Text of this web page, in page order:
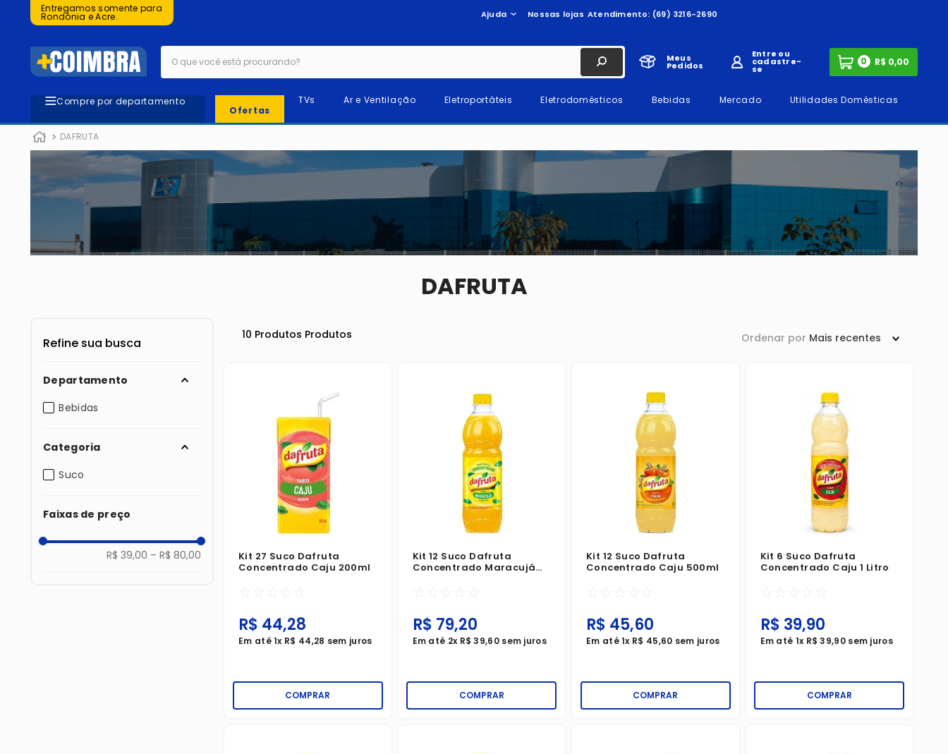
Entregamos somente para
Rondônia e Acre. Ajuda Nossas lojas Atendimento: (69) 3216-2690
O que você está procurando?
Meus
Pedidos
Entre ou
cadastre-
se
0
Compre por departamento
Ofertas
TVs Ar e Ventilação Eletroportáteis Eletrodomésticos Bebidas Mercado Utilidades Domésticas
DAFRUTA
DAFRUTA
Departamento
Bebidas
Categoria
Suco
Faixas de preço
R$ 39,00 – R$ 80,00
10 Produtos Ordenar por Mais recentes
Kit 27 Suco Dafruta
Concentrado Caju 200ml
☆ ☆ ☆ ☆ ☆
R$ 44,28
Em até1x R$ 44,28 sem juros
COMPRAR
Kit 12 Suco Dafruta
Concentrado Maracujá
☆ ☆ ☆ ☆ ☆
R$ 79,20
Em até 2x R$ 39,60sem juros
COMPRAR
Kit 12 Suco Dafruta
Concentrado Caju 500ml
☆ ☆ ☆ ☆ ☆
R$ 45,60
Em até1x R$ 45,60 sem juros
COMPRAR
Kit 6 Suco Dafruta
Concentrado Caju 1 Litro
☆ ☆ ☆ ☆ ☆
R$ 39,90
Em até 1x R$ 39,90sem juros
COMPRAR